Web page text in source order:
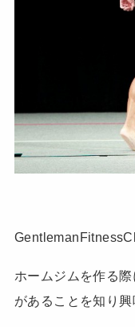
ホームジムを作る
があることを知り興